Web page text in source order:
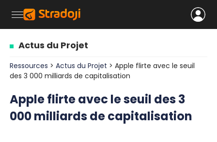
Actus du Projet
Ressources > Actus du Projet > Apple flirte avec le seuil
des 3 000 milliards de capitalisation
Apple flirte avec le seuil des 3
000 milliards de capitalisation